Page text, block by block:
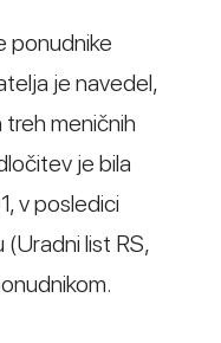
ponudnike
je navedel,
meničnih
je bila
v posledici
list RS,